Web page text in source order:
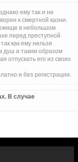
ему так и не
к смертной казни.
в небольшом
перед преступной
как ему нельзя
душ и таким образом
отпускать его из своих
и без регистрации.
В случае